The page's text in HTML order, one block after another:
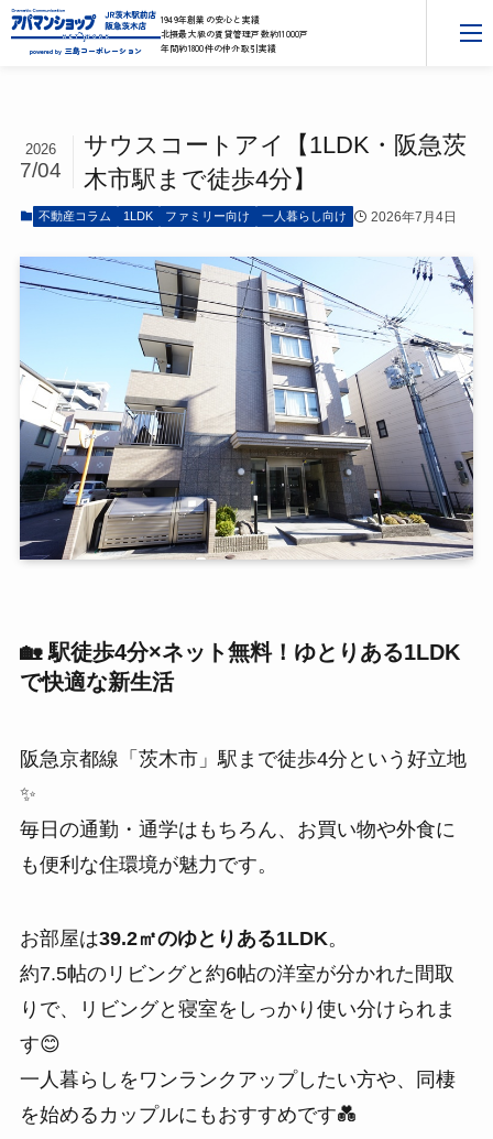
powered by 三島コーポレーション
1949年創業の安心と実績
北摂最大級の賃貸管理戸数約11000戸
年間約1800件の仲介取引実績
サウスコートアイ【1LDK・阪急茨
木市駅まで徒歩4分】
2026
7/04
不動産コラム 1LDK ファミリー向け 一人暮らし向け 2026年7月4日
🏡 駅徒歩4分×ネット無料！ゆとりある1LDK
で快適な新生活
阪急京都線「茨木市」駅まで徒歩4分という好立地
✨
毎日の通勤・通学はもちろん、お買い物や外食に
も便利な住環境が魅力です。
お部屋は39.2㎡のゆとりある1LDK。
約7.5帖のリビングと約6帖の洋室が分かれた間取
りで、リビングと寝室をしっかり使い分けられま
す😊
一人暮らしをワンランクアップしたい方や、同棲
を始めるカップルにもおすすめです💑